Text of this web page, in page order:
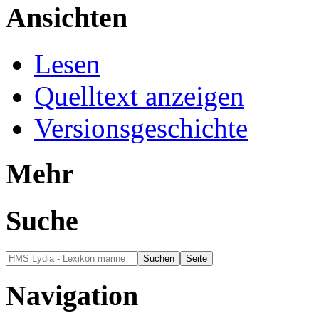
Ansichten
Lesen
Quelltext anzeigen
Versionsgeschichte
Mehr
Suche
Navigation